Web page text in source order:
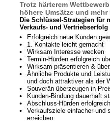
Trotz härterem
höhere Umsätze und mehr
Die Schlüssel-Strategien für
Verkaufs- und Vertriebserfolg
Erfolgreich neue Kunden
1. Kontakte leicht gemacht
Wirksam Interesse wecken
Termin-Hürden erfolgreich
Wirksam präsentieren &
Ähnliche Produkte und
und doch attraktiver als der
Souverän überzeugen in
Kunden-Bindung dauerhaft
Abschluss-Hürden
Verkaufsziele einfacher und
erreichen